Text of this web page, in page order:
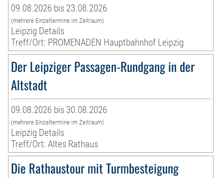
09.08.2026 bis 23.08.2026
(mehrere Einzeltermine im Zeitraum)
Leipzig Details
Treff/Ort: PROMENADEN Hauptbahnhof Leipzig
Der Leipziger Passagen-Rundgang in der
Altstadt
09.08.2026 bis 30.08.2026
(mehrere Einzeltermine im Zeitraum)
Leipzig Details
Treff/Ort: Altes Rathaus
Die Rathaustour mit Turmbesteigung